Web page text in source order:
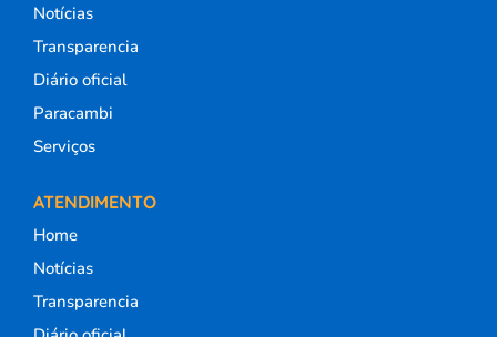
Notícias
Transparencia
Diário oficial
Paracambi
Serviços
ATENDIMENTO
Home
Notícias
Transparencia